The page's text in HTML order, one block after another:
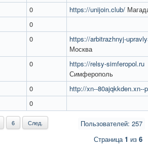
0 https://unijoin.club/
0
0
https://arbitrazhnyj-
Москва
0
https://relsy-simferopol.ru
Симферополь
0
http://xn--80ajqkkden.xn--
0
Пользователей: 257
6 След.
Страница1 из 6